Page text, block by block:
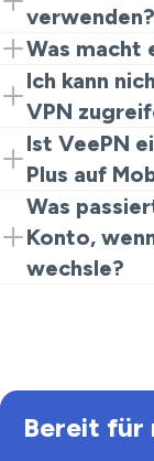
verwenden?
Ja, verbinden
Server und
Was macht
Ein VPN
Adresse,
umgehen
Ich kann
VPN
Versuchen
verbinden
Stellen Sie
Ist VeePN
Plus auf
Absolut!
und hilft, eine
Was
Konto,
wechsle?
Bereit für